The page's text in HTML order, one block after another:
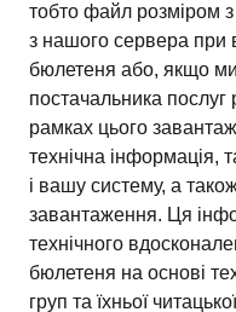
тобто файл розміром з
з нашого сервера при
бюлетеня або, якщо
постачальника
рамках цього
технічна інформація,
і вашу систему, а
завантаження. Ця
технічного
бюлетеня на основі
груп та їхньої